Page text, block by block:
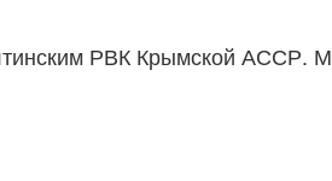
РВК Крымской АССР.